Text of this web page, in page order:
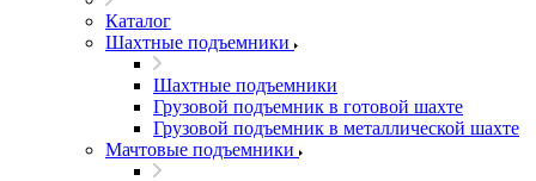
Каталог
Шахтные подъемники
Шахтные подъемники
Грузовой подъемник в готовой шахте
Грузовой подъемник в металлической шахте
Мачтовые подъемники